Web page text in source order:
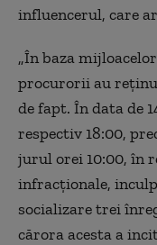
influencerul, care
„În baza
procurorii au
de fapt. În data de
respectiv 18:00,
jurul orei 10:00, în
infracţionale,
socializare trei
cărora acesta a